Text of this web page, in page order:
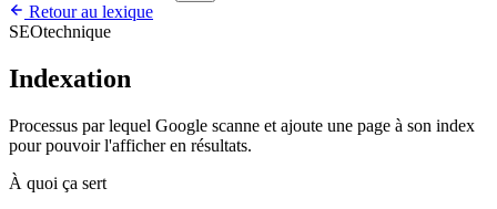
Retour au lexique
SEOtechnique
Indexation
Processus par lequel Google scanne et ajoute une page à son index
pour pouvoir l'afficher en résultats.
À quoi ça sert